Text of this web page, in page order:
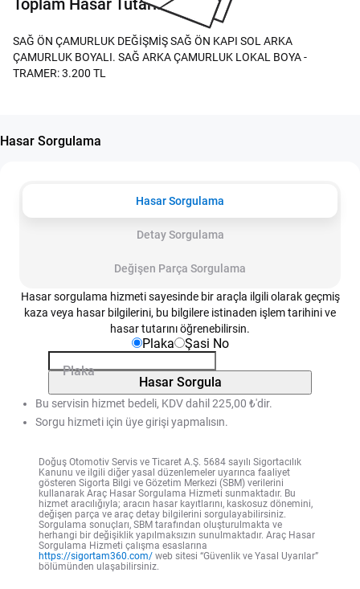
Toplam Hasar Tutarı:
SAĞ ÖN ÇAMURLUK DEĞİŞMİŞ SAĞ ÖN KAPI SOL ARKA
ÇAMURLUK BOYALI. SAĞ ARKA ÇAMURLUK LOKAL BOYA -
TRAMER: 3.200 TL
Hasar Sorgulama
Hasar Sorgulama
Detay Sorgulama
Değişen Parça Sorgulama
Hasar sorgulama hizmeti sayesinde bir araçla ilgili olarak geçmiş
kaza veya hasar bilgilerini, bu bilgilere istinaden işlem tarihini ve
hasar tutarını öğrenebilirsin.
Plaka
Şasi No
Plaka
Hasar Sorgula
Bu servisin hizmet bedeli, KDV dahil 225,00 ₺'dir.
Sorgu hizmeti için üye girişi yapmalısın.
Doğuş Otomotiv Servis ve Ticaret A.Ş. 5684 sayılı Sigortacılık
Kanunu ve ilgili diğer yasal düzenlemeler uyarınca faaliyet
gösteren Sigorta Bilgi ve Gözetim Merkezi (SBM) verilerini
kullanarak Araç Hasar Sorgulama Hizmeti sunmaktadır. Bu
hizmet aracılığıyla; aracın hasar kayıtlarını, kaskosuz dönemini,
değişen parça ve araç detay bilgilerini sorgulayabilirsiniz.
Sorgulama sonuçları, SBM tarafından oluşturulmakta ve
herhangi bir değişiklik yapılmaksızın sunulmaktadır. Araç Hasar
Sorgulama Hizmeti çalışma esaslarına
https://sigortam360.com/ web sitesi “Güvenlik ve Yasal Uyarılar”
bölümünden ulaşabilirsiniz.